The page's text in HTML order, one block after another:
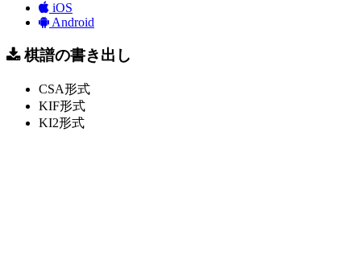
iOS
Android
棋譜の書き出し
CSA形式
KIF形式
KI2形式